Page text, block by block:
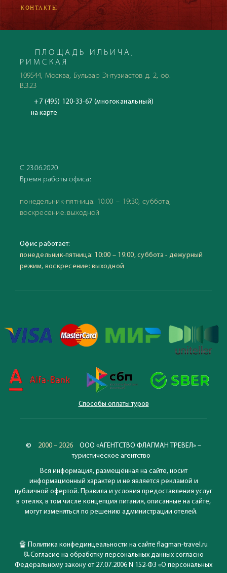
КОНТАКТЫ
ПЛОЩАДЬ ИЛЬИЧА,
РИМСКАЯ
109544, Москва, Бульвар Энтузиастов д. 2, оф.
В.3.23
+7 (495) 120-33-67 (многоканальный)
на карте
С 23.06.2020
Время работы офиса:
понедельник-пятница: 10:00 – 19:30, суббота,
воскресение: выходной
Офис работает:
понедельник-пятница: 10:00 – 19:00, суббота - дежурный
режим, воскресение: выходной
Способы оплаты туров
© 2000 – 2026
ООО «АГЕНТСТВО ФЛАГМАН ТРЕВЕЛ» –
туристическое агентство
Вся информация, размещённая на сайте, носит
информационный характер и не является рекламой и
публичной офертой. Правила и условия предоставления услуг
в отелях, в том числе концепция питания, описанные на сайте,
могут изменяться по решению администрации отелей.
🔏 Политика конфединцеальности на сайте flagman-travel.ru
📃Согласие на обработку персональных данных согласно
Федеральному закону от 27.07.2006 N 152-ФЗ «О персональных